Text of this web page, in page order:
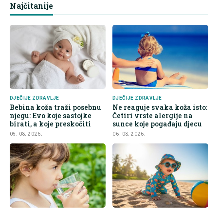
Najčitanije
DJEČIJE ZDRAVLJE
Bebina koža traži posebnu
njegu: Evo koje sastojke
birati, a koje preskočiti
05. 08. 2026.
DJEČIJE ZDRAVLJE
Ne reaguje svaka koža isto:
Četiri vrste alergije na
sunce koje pogađaju djecu
06. 08. 2026.